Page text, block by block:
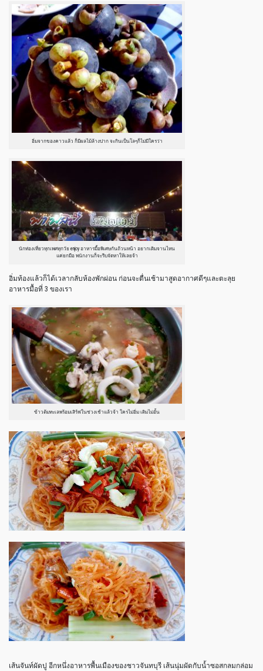
อิ่มจากของคาวแล้ว ก็มีผลไม้ล้างปาก จะกินเป็นโลๆก็ไม่มีใครว่า
นักท่องเที่ยวทุกเพศทุกวัย enjoy อาหารมื้อพิเศษกันถ้วนหน้า อยากเติมจานไหน
แค่ยกมือ พนักงานก็จะรีบจัดหาให้เลยจ้า
อิ่มท้องแล้วก็ได้เวลากลับห้องพักผ่อน ก่อนจะตื่นเช้ามาสูดอากาศดีๆและตะลุย
อาหารมื้อที่ 3 ของเรา
ข้าวต้มทะเลพร้อมเสิร์ฟในช่วงเช้าแล้วจ้า ใครไม่อิ่ม เติมไม่อั้น
เส้นจันท์ผัดปู อีกหนึ่งอาหารพื้นเมืองของชาวจันทบุรี เส้นนุ่มผัดกับน้ำซอสกลมกล่อม